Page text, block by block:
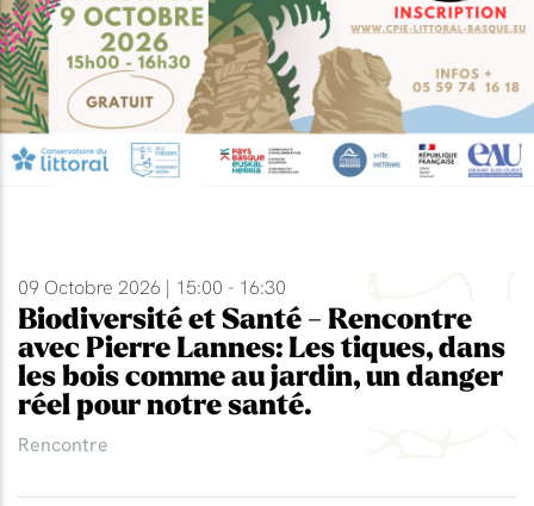
09 Octobre 2026 | 15:00 - 16:30
Biodiversité et Santé - Rencontre
avec Pierre Lannes: Les tiques, dans
les bois comme au jardin, un danger
réel pour notre santé.
Rencontre